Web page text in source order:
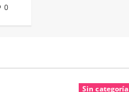
0
Sin categoría